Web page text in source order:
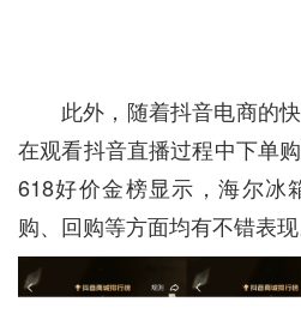
此外，随着抖音电商的
在观看抖音直播过程中下单
618好价金榜显示，海尔冰
购、回购等方面均有不错表现